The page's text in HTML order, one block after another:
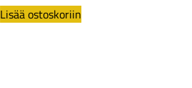
Lisää ostoskoriin